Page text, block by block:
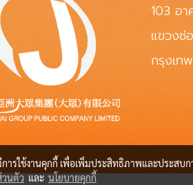
103 อ
แขวงช่
กรุงเท
ารใช้งานคุกกี้ เพื่อเพิ่มประสิทธิภาพและประสบ
วนตัวและนโยบายคุกกี้